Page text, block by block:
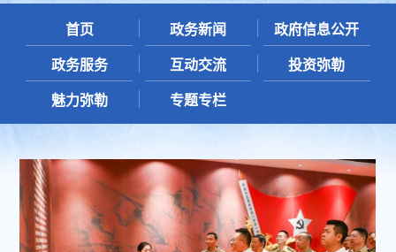
首页 政务新闻 政府信息公开
政务服务 互动交流 投资弥勒
魅力弥勒 专题专栏